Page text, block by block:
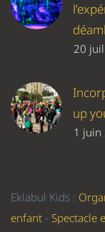
20
up
1 juin
Eklabul Kids :
enfant - Spectacle